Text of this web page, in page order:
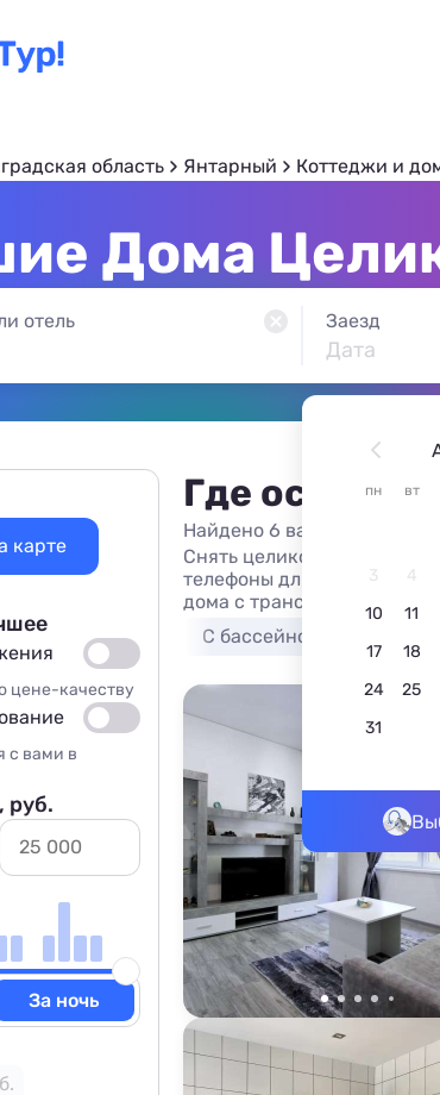
область Янтарный Коттеджи и
Дома
отель Заезд
Дата
пн вт
3
4
10
11
17
18
24
25
31
Где
Найдено 6 вариантов
Снять целиком самые
телефоны для
дома с трансфером
С бассейном
карте
цене-качеству
с вами в
руб.
За ночь